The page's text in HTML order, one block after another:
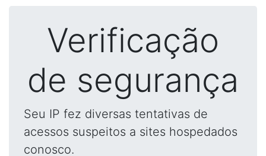
Verificação
de segurança
Seu IP fez diversas tentativas de
acessos suspeitos a sites hospedados
conosco.